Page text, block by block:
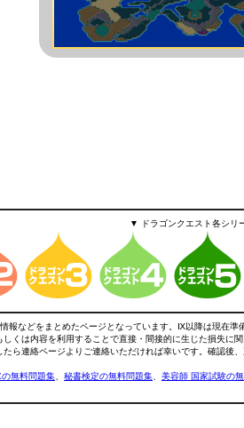
▼ ドラゴンクエスト各シリ
報などをまとめたページとなっています。Ⅸ以降は現在
くは内容を利用することで直接・間接的に生じた損失に
ら連絡ページよりご連絡いただければ幸いです。確認後
の無料問題集 秘書検定の無料問題集 美容師 国家試験の